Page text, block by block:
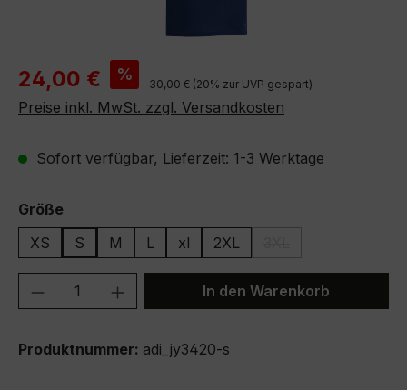
Verkaufspreis:
24,00 € % Regulärer Preis:
30,00 € (20% zur UVP gespart)
Preise inkl. MwSt. zzgl. Versandkosten
Sofort verfügbar, Lieferzeit: 1-3 Werktage
Größeauswählen
XS
S M L xl 2XL
Produkt Anzahl: Gib denIn den Warenkorb
Produktnummer: adi_jy3420-s